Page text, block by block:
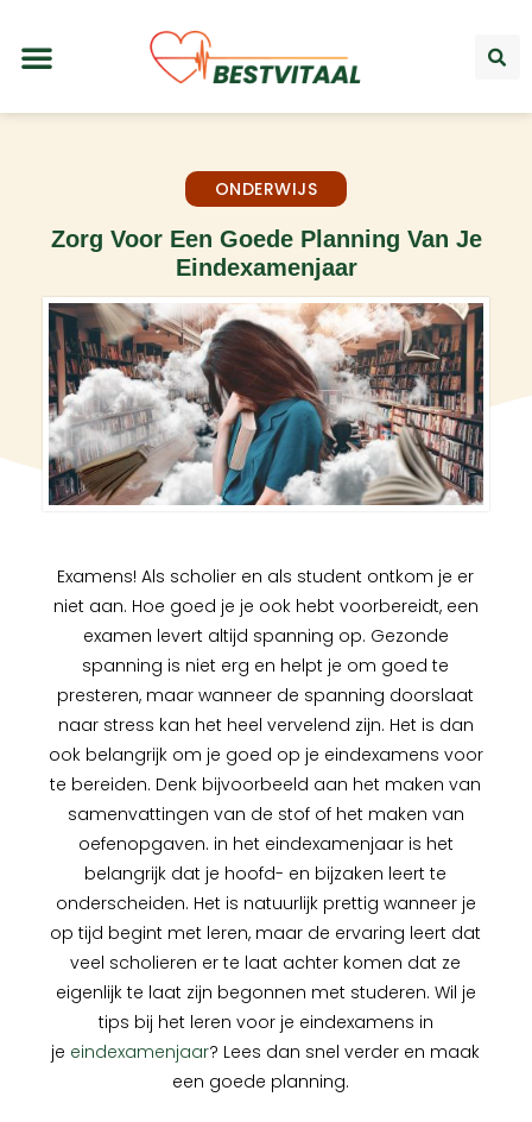
ONDERWIJS
Zorg Voor Een Goede Planning Van Je
Eindexamenjaar
Examens! Als scholier en als student ontkom je er
niet aan. Hoe goed je je ook hebt voorbereidt, een
examen levert altijd spanning op. Gezonde
spanning is niet erg en helpt je om goed te
presteren, maar wanneer de spanning doorslaat
naar stress kan het heel vervelend zijn. Het is dan
ook belangrijk om je goed op je eindexamens voor
te bereiden. Denk bijvoorbeeld aan het maken van
samenvattingen van de stof of het maken van
oefenopgaven. in het eindexamenjaar is het
belangrijk dat je hoofd- en bijzaken leert te
onderscheiden. Het is natuurlijk prettig wanneer je
op tijd begint met leren, maar de ervaring leert dat
veel scholieren er te laat achter komen dat ze
eigenlijk te laat zijn begonnen met studeren. Wil je
tips bij het leren voor je eindexamens in
je eindexamenjaar? Lees dan snel verder en maak
een goede planning.